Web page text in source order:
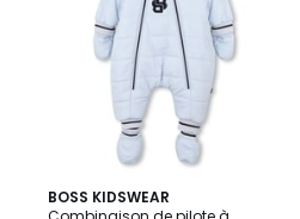
BOSS KIDSWEAR